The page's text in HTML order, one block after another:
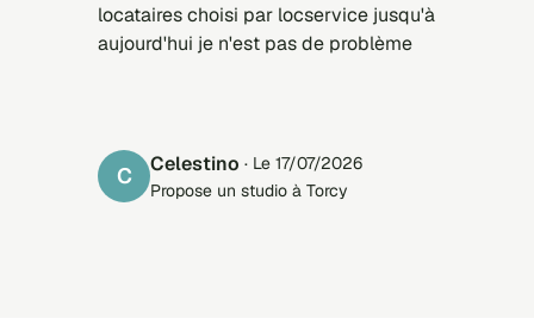
locataires choisi par locservice jusqu'à
aujourd'hui je n'est pas de problème
C Celestino · Le 17/07/2026
Propose un studio à Torcy